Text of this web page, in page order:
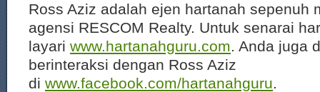
Ross Aziz adalah ejen hartanah sepenuh
agensi RESCOM Realty. Untuk senarai
layari www.hartanahguru.com. Anda juga
berinteraksi dengan Ross Aziz
di www.facebook.com/hartanahguru.